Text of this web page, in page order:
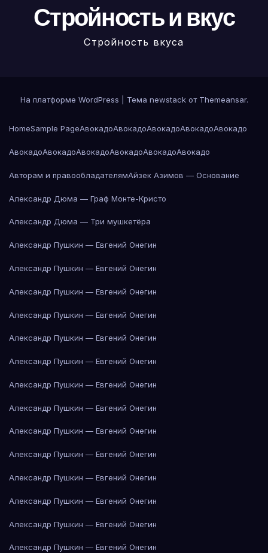
Стройность и вкус
Стройность вкуса
На платформе WordPress Тема newstack от Themeansar.
HomeSample PageАвокадоАвокадоАвокадоАвокадоАвокадо
АвокадоАвокадоАвокадоАвокадоАвокадоАвокадо
Авторам и правообладателямАйзек Азимов — Основание
Александр Дюма — Граф Монте-Кристо
Александр Дюма — Три мушкетёра
Александр Пушкин — Евгений Онегин
Александр Пушкин — Евгений Онегин
Александр Пушкин — Евгений Онегин
Александр Пушкин — Евгений Онегин
Александр Пушкин — Евгений Онегин
Александр Пушкин — Евгений Онегин
Александр Пушкин — Евгений Онегин
Александр Пушкин — Евгений Онегин
Александр Пушкин — Евгений Онегин
Александр Пушкин — Евгений Онегин
Александр Пушкин — Евгений Онегин
Александр Пушкин — Евгений Онегин
Александр Пушкин — Евгений Онегин
Александр Пушкин — Евгений Онегин